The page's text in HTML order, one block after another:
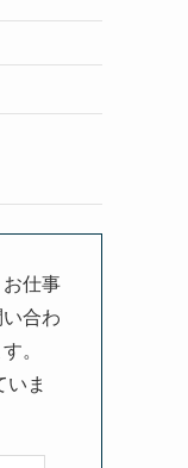
仕事
合わ
。
いま